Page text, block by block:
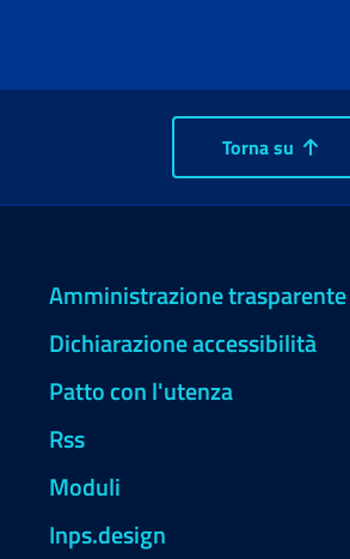
Torna su
Amministrazione trasparente
Dichiarazione accessibilità
Patto con l'utenza
Rss
Moduli
Inps.design